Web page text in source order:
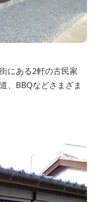
にある2軒の古民家
、BBQなどさまざま